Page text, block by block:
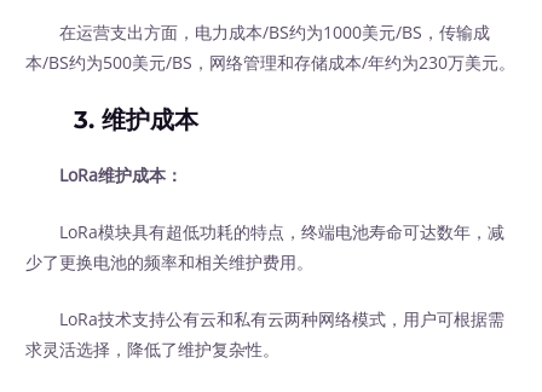
在运营支出方面，电力成本/BS约为1000美元/BS，传输成
本/BS约为500美元/BS，网络管理和存储成本/年约为230万美元。
3. 维护成本
LoRa维护成本：
LoRa模块具有超低功耗的特点，终端电池寿命可达数年，减
少了更换电池的频率和相关维护费用。
LoRa技术支持公有云和私有云两种网络模式，用户可根据需
求灵活选择，降低了维护复杂性。